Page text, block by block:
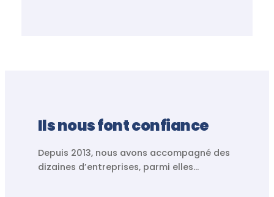
Ils nous font confiance
Depuis 2013, nous avons accompagné des
dizaines d’entreprises, parmi elles…